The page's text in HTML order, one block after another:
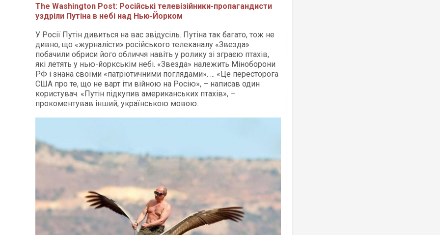
The Washington Post: Російські телевізійники-пропагандисти
уздріли Путіна в небі над Нью-Йорком
У Росії Путін дивиться на вас звідусіль. Путіна так багато, тож не
дивно, що «журналісти» російського телеканалу «Звезда»
побачили обриси його обличчя навіть у ролику зі зграєю птахів,
які летять у нью-йоркськім небі. «Звезда» належить Міноборони
РФ і знана своїми «патріотичними поглядами». ... «Це пересторога
США про те, що не варт іти війною на Росію», – написав один
користувач. «Путін підкупив американських птахів», –
прокоментував інший, українською мовою.